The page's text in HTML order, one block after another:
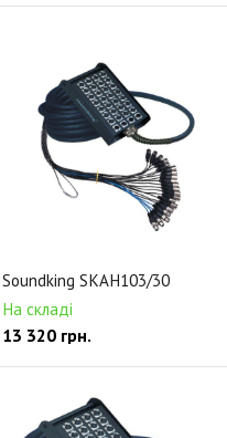
Soundking SKAH103/30
На складі
13 320 грн.